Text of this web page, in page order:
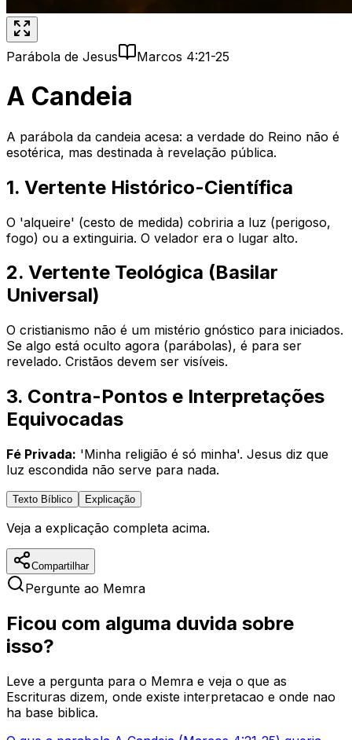
Parábola de Jesus Marcos 4:21-25
A Candeia
A parábola da candeia acesa: a verdade do Reino não é
esotérica, mas destinada à revelação pública.
1. Vertente Histórico-Científica
O 'alqueire' (cesto de medida) cobriria a luz (perigoso,
fogo) ou a extinguiria. O velador era o lugar alto.
2. Vertente Teológica (Basilar
Universal)
O cristianismo não é um mistério gnóstico para iniciados.
Se algo está oculto agora (parábolas), é para ser
revelado. Cristãos devem ser visíveis.
3. Contra-Pontos e Interpretações
Equivocadas
Fé Privada: 'Minha religião é só minha'. Jesus diz que
luz escondida não serve para nada.
Texto Bíblico Explicação
Veja a explicação completa acima.
Compartilhar
Pergunte ao Memra
Ficou com alguma duvida sobre
isso?
Leve a pergunta para o Memra e veja o que as
Escrituras dizem, onde existe interpretacao e onde nao
ha base biblica.